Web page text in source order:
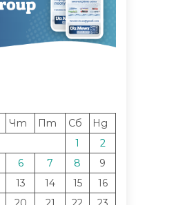
Чт Пт Сб
Нд
1
2
6 7 8
9
13 14 15
16